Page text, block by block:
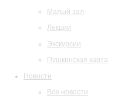
Малый зал
Лекции
Экскурсии
Пушкинская карта
Новости
Все новости